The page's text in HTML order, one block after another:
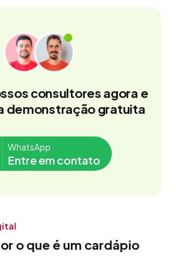
consultores agora e
demonstração gratuita
WhatsApp
Entre em contato
o que é um cardápio